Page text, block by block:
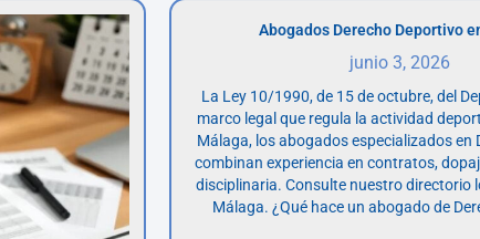
Abogados Derecho Deportivo
junio 3, 2026
La Ley 10/1990, de 15 de octubre, del
marco legal que regula la actividad
Málaga, los abogados especializados en
combinan experiencia en contratos,
disciplinaria. Consulte nuestro directorio
Málaga. ¿Qué hace un abogado de